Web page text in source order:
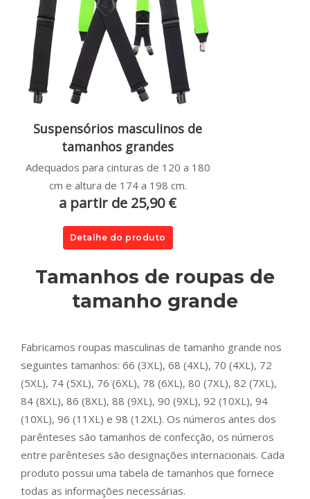
Suspensórios masculinos de
tamanhos grandes
Adequados para cinturas de 120 a 180
cm e altura de 174 a 198 cm.
a partir de 25,90 €
Detalhe do produto
Tamanhos de roupas de
tamanho grande
Fabricamos roupas masculinas de tamanho grande nos
seguintes tamanhos: 66 (3XL), 68 (4XL), 70 (4XL), 72
(5XL), 74 (5XL), 76 (6XL), 78 (6XL), 80 (7XL), 82 (7XL),
84 (8XL), 86 (8XL), 88 (9XL), 90 (9XL), 92 (10XL), 94
(10XL), 96 (11XL) e 98 (12XL). Os números antes dos
parênteses são tamanhos de confecção, os números
entre parênteses são designações internacionais. Cada
produto possui uma tabela de tamanhos que fornece
todas as informações necessárias.